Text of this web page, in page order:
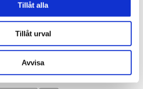
Tillåt alla
Tillåt urval
Avvisa